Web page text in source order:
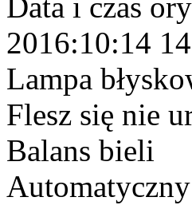
Data i czas
2016:10:14
Lampa
Flesz się nie
Balans bieli
Automatyczny